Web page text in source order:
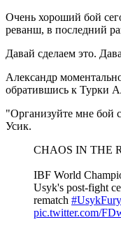
Очень хороший бой
реванш, в последний
Давай сделаем это.
Александр
обратившись к Турки
"Организуйте мне бой
Усик.
CHAOS IN THE
IBF World
Usyk's post-fight
rematch
pic.twitter.com/